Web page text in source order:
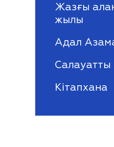
Жазғы
жылы
Адал
Салауатты
Кітапхана